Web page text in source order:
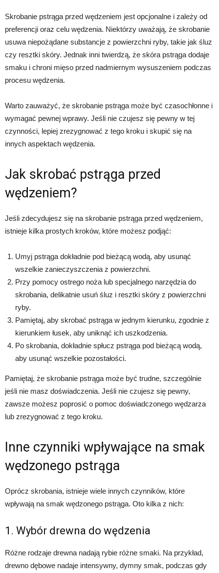
Skrobanie pstrąga przed wędzeniem jest opcjonalne i zależy od
preferencji oraz celu wędzenia. Niektórzy uważają, że skrobanie
usuwa niepożądane substancje z powierzchni ryby, takie jak śluz
czy resztki skóry. Jednak inni twierdzą, że skóra pstrąga dodaje
smaku i chroni mięso przed nadmiernym wysuszeniem podczas
procesu wędzenia.
Warto zauważyć, że skrobanie pstrąga może być czasochłonne i
wymagać pewnej wprawy. Jeśli nie czujesz się pewny w tej
czynności, lepiej zrezygnować z tego kroku i skupić się na
innych aspektach wędzenia.
Jak skrobać pstrąga przed
wędzeniem?
Jeśli zdecydujesz się na skrobanie pstrąga przed wędzeniem,
istnieje kilka prostych kroków, które możesz podjąć:
Umyj pstrąga dokładnie pod bieżącą wodą, aby usunąć
wszelkie zanieczyszczenia z powierzchni.
Przy pomocy ostrego noża lub specjalnego narzędzia do
skrobania, delikatnie usuń śluz i resztki skóry z powierzchni
ryby.
Pamiętaj, aby skrobać pstrąga w jednym kierunku, zgodnie z
kierunkiem łusek, aby uniknąć ich uszkodzenia.
Po skrobania, dokładnie spłucz pstrąga pod bieżącą wodą,
aby usunąć wszelkie pozostałości.
Pamiętaj, że skrobanie pstrąga może być trudne, szczególnie
jeśli nie masz doświadczenia. Jeśli nie czujesz się pewny,
zawsze możesz poprosić o pomoc doświadczonego wędzarza
lub zrezygnować z tego kroku.
Inne czynniki wpływające na smak
wędzonego pstrąga
Oprócz skrobania, istnieje wiele innych czynników, które
wpływają na smak wędzonego pstrąga. Oto kilka z nich:
1. Wybór drewna do wędzenia
Różne rodzaje drewna nadają rybie różne smaki. Na przykład,
drewno dębowe nadaje intensywny, dymny smak, podczas gdy